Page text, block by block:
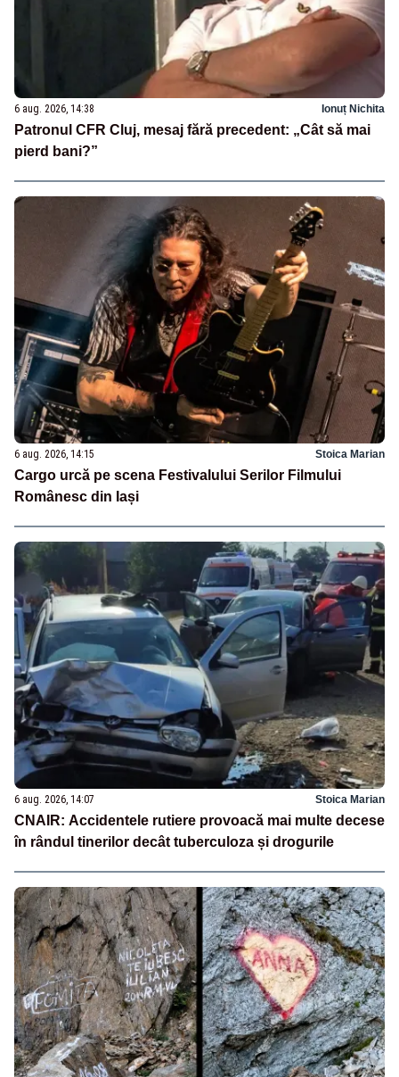
6 aug. 2026, 14:38 Ionuț Nichita
Patronul CFR Cluj, mesaj fără precedent: „Cât să mai
pierd bani?”
6 aug. 2026, 14:15 Stoica Marian
Cargo urcă pe scena Festivalului Serilor Filmului
Românesc din Iași
6 aug. 2026, 14:07 Stoica Marian
CNAIR: Accidentele rutiere provoacă mai multe decese
în rândul tinerilor decât tuberculoza și drogurile